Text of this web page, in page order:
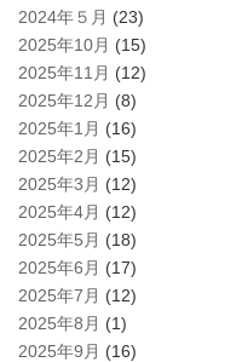
2024年５月 (23)
2025年10月 (15)
2025年11月 (12)
2025年12月 (8)
2025年1月 (16)
2025年2月 (15)
2025年3月 (12)
2025年4月 (12)
2025年5月 (18)
2025年6月 (17)
2025年7月 (12)
2025年8月 (1)
2025年9月 (16)